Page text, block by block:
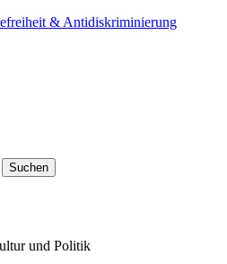
& Antidiskriminierung
und Politik